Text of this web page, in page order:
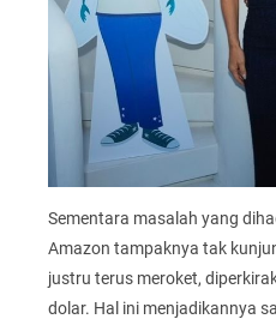
Sementara masalah yang
Amazon tampaknya tak
justru terus meroket,
dolar. Hal ini menjadikannya